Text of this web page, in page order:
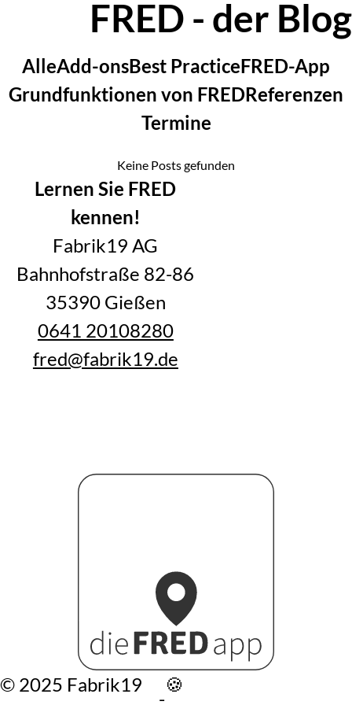
FRED - der Blog
Zur Blog-Übersicht
Filtern
AlleFiltern
Add-onsFiltern
Best PracticeFiltern
FRED-App
Filtern
Grundfunktionen von FREDFiltern
Referenzen
Filtern
Termine
Keine Posts gefunden
Lernen Sie FRED
kennen!
Fabrik19 AG
Bahnhofstraße 82-86
35390 Gießen
0641 20108280
fred@fabrik19.de
©️ 2025 Fabrik19
-
🍪